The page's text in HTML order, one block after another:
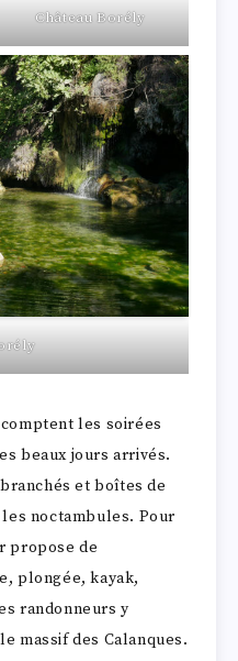
Château Borély
comptent les soirées
beaux jours arrivés.
et boîtes de
noctambules. Pour
propose de
plongée, kayak,
randonneurs y
massif des Calanques.